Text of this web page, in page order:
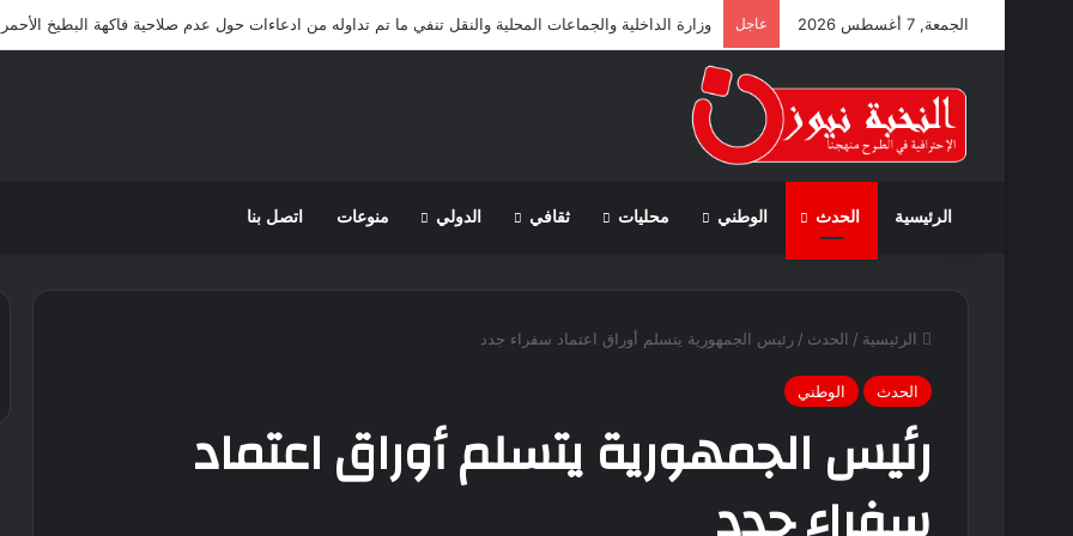
الجمعة, 7 أغسطس 2026 عاجل وزارة الداخلية والجماعات المحلية والنقل تنفي ما تم تداوله من ادعاءات حول عدم صلاحية فاكهة البطيخ الأحمر
الرئيسية الحدث الوطني محليات ثقافي الدولي منوعات اتصل بنا
الرئيسية / الحدث / رئيس الجمهورية يتسلم أوراق اعتماد سفراء جدد
الحدث الوطني
رئيس الجمهورية يتسلم أوراق اعتماد